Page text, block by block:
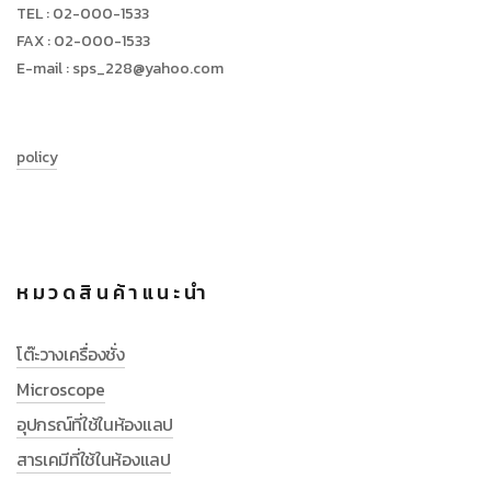
TEL : 02-000-1533
FAX : 02-000-1533
E-mail : sps_228@yahoo.com
policy
หมวดสินค้าแนะนำ
โต๊ะวางเครื่องชั่ง
Microscope
อุปกรณ์ที่ใช้ในห้องแลป
สารเคมีที่ใช้ในห้องแลป